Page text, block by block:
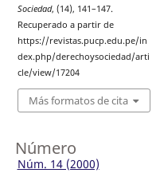
Sociedad, (14), 141–147.
Recuperado a partir de
https://revistas.pucp.edu.pe/in
dex.php/derechoysociedad/arti
cle/view/17204
Más formatos de cita
Número
Núm. 14 (2000)